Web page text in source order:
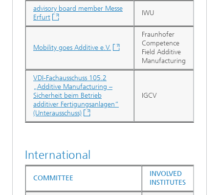
advisory board member Messe
Erfurt
IWU
Mobility goes Additive e.V.
Fraunhofer
Competence
Field Additive
Manufacturing
VDI-Fachausschuss 105.2
„Additive Manufacturing –
Sicherheit beim Betrieb
additiver Fertigungsanlagen“
(Unterausschuss)
IGCV
International
COMMITTEE
INVOLVED
INSTITUTES